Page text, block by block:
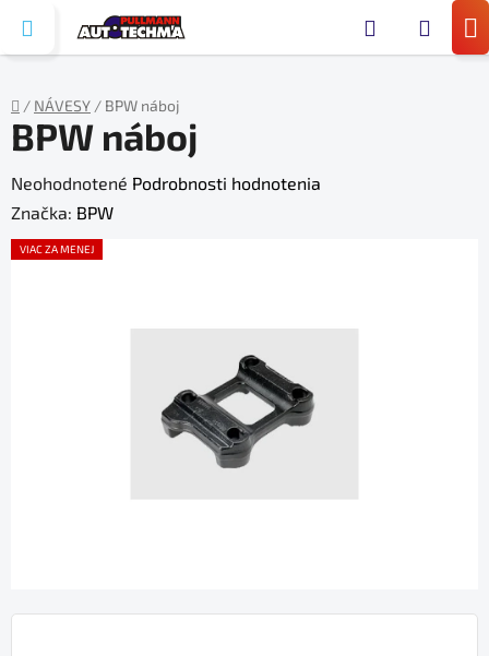
obsah
Domov
/ NÁVESY / BPW náboj
BPW náboj
Priemerné
hodnotenie
produktu
Neohodnotené Podrobnosti hodnotenia
Značka: BPW
VIAC ZA MENEJ